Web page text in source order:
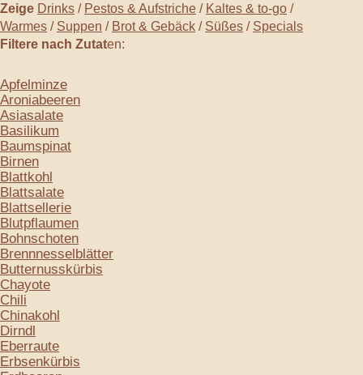
Zeige Drinks / Pestos & Aufstriche / Kaltes & to-go /
Warmes / Suppen / Brot & Gebäck / Süßes / Specials
Filtere nach Zutaten:
Apfelminze
Aroniabeeren
Asiasalate
Basilikum
Baumspinat
Birnen
Blattkohl
Blattsalate
Blattsellerie
Blutpflaumen
Bohnschoten
Brennnesselblätter
Butternusskürbis
Chayote
Chili
Chinakohl
Dirndl
Eberraute
Erbsenkürbis